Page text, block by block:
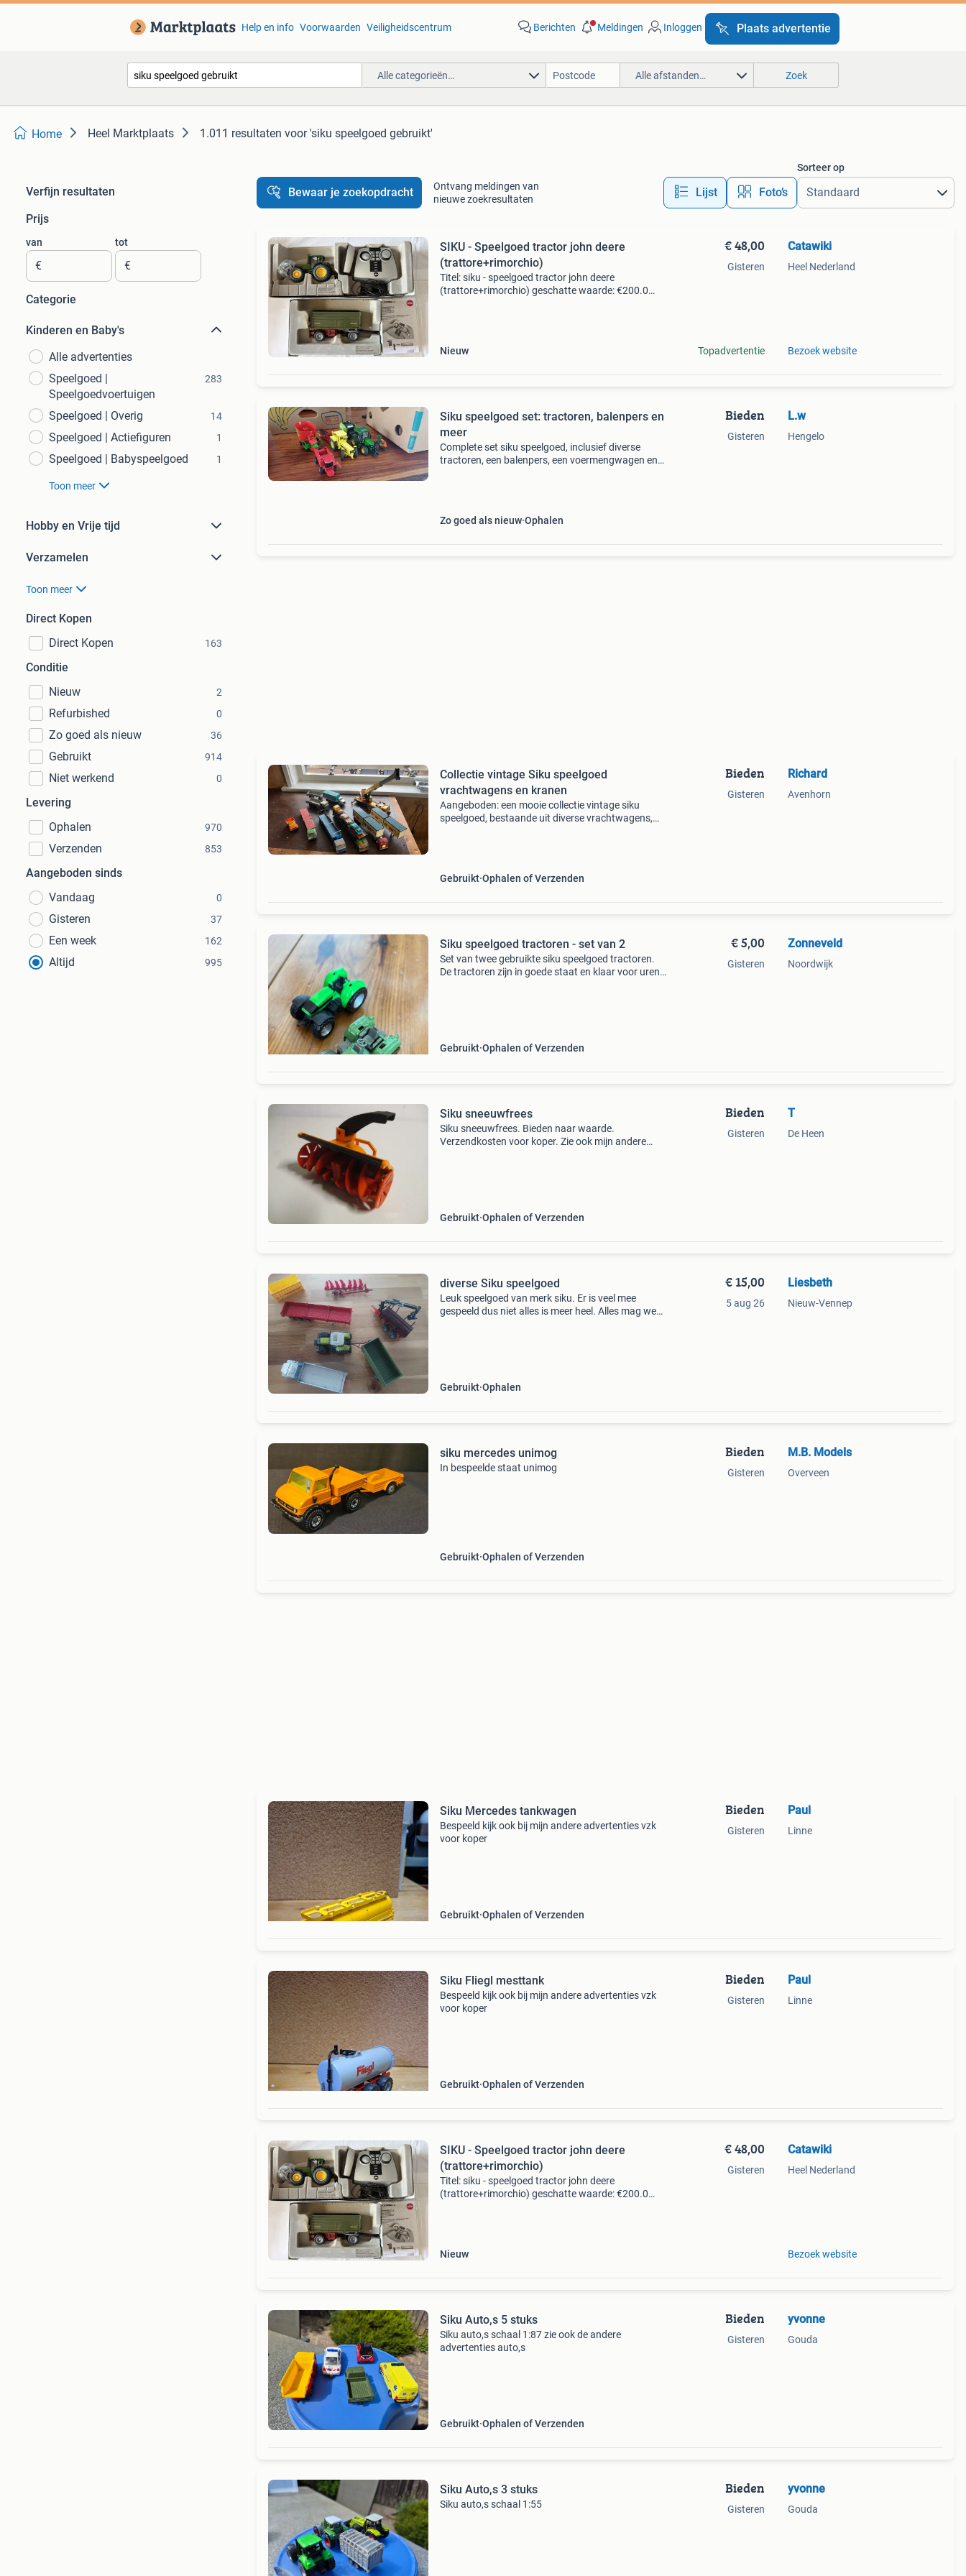
Help en info Voorwaarden Veiligheidscentrum Berichten Meldingen Inloggen Plaats advertentie
Alle categorieën… Alle afstanden… Zoek
Home Heel Marktplaats 1.011 resultaten voor 'siku speelgoed gebruikt'
Verfijn resultaten
Prijs
van
€
tot
€
Categorie
Kinderen en Baby's
Alle advertenties
Speelgoed |
Speelgoedvoertuigen
283
Speelgoed | Overig 14
Speelgoed | Actiefiguren 1
Speelgoed | Babyspeelgoed 1
Toon meer
Hobby en Vrije tijd
Verzamelen
Toon meer
Direct Kopen
Direct Kopen
163
Conditie
Nieuw
2
Refurbished 0
Zo goed als nieuw 36
Gebruikt 914
Niet werkend 0
Levering
Ophalen
970
Verzenden 853
Aangeboden sinds
Vandaag
0
Gisteren 37
Een week 162
Altijd 995
Bewaar je zoekopdracht
Ontvang meldingen van
nieuwe zoekresultaten
Lijst Foto’s
Sorteer op
SIKU - Speelgoed tractor john deere
(trattore+rimorchio)
Titel: siku - speelgoed tractor john deere
(trattore+rimorchio) geschatte waarde: €200.0
Nieuw
€ 48,00
Gisteren
Topadvertentie
Catawiki
Heel Nederland
Bezoek website
Siku speelgoed set: tractoren, balenpers en
meer
Complete set siku speelgoed, inclusief diverse
tractoren, een balenpers, een voermengwagen en
Zo goed als nieuw Ophalen
Bieden
Gisteren
L.w
Hengelo
Collectie vintage Siku speelgoed
vrachtwagens en kranen
Aangeboden: een mooie collectie vintage siku
speelgoed, bestaande uit diverse vrachtwagens,
Gebruikt Ophalen of Verzenden
Bieden
Gisteren
Richard
Avenhorn
Siku speelgoed tractoren - set van 2
Set van twee gebruikte siku speelgoed tractoren.
De tractoren zijn in goede staat en klaar voor uren
Gebruikt Ophalen of Verzenden
€ 5,00
Gisteren
Zonneveld
Noordwijk
Siku sneeuwfrees
Siku sneeuwfrees. Bieden naar waarde.
Verzendkosten voor koper. Zie ook mijn andere
Gebruikt Ophalen of Verzenden
Bieden
Gisteren
T
De Heen
diverse Siku speelgoed
Leuk speelgoed van merk siku. Er is veel mee
gespeeld dus niet alles is meer heel. Alles mag weg
Gebruikt Ophalen
€ 15,00
5 aug 26
Liesbeth
Nieuw-Vennep
siku mercedes unimog
In bespeelde staat unimog
Gebruikt Ophalen of Verzenden
Bieden
Gisteren
M.B. Models
Overveen
Siku Mercedes tankwagen
Bespeeld kijk ook bij mijn andere advertenties vzk
voor koper
Gebruikt Ophalen of Verzenden
Bieden
Gisteren
Paul
Linne
Siku Fliegl mesttank
Bespeeld kijk ook bij mijn andere advertenties vzk
voor koper
Gebruikt Ophalen of Verzenden
Bieden
Gisteren
Paul
Linne
SIKU - Speelgoed tractor john deere
(trattore+rimorchio)
Titel: siku - speelgoed tractor john deere
(trattore+rimorchio) geschatte waarde: €200.0
Nieuw
€ 48,00
Gisteren
Catawiki
Heel Nederland
Bezoek website
Siku Auto,s 5 stuks
Siku auto,s schaal 1:87 zie ook de andere
advertenties auto,s
Gebruikt Ophalen of Verzenden
Bieden
Gisteren
yvonne
Gouda
Siku Auto,s 3 stuks
Siku auto,s schaal 1:55
Bieden
Gisteren
yvonne
Gouda